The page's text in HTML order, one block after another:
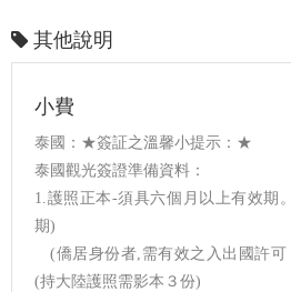
其他說明
小費
泰國：★簽証之溫馨小提示：★
泰國觀光簽證準備資料：
1.護照正本-須具六個月以上有效期
期)
(僑居身份者,需有效之入出國許可
(持大陸護照需影本３份)